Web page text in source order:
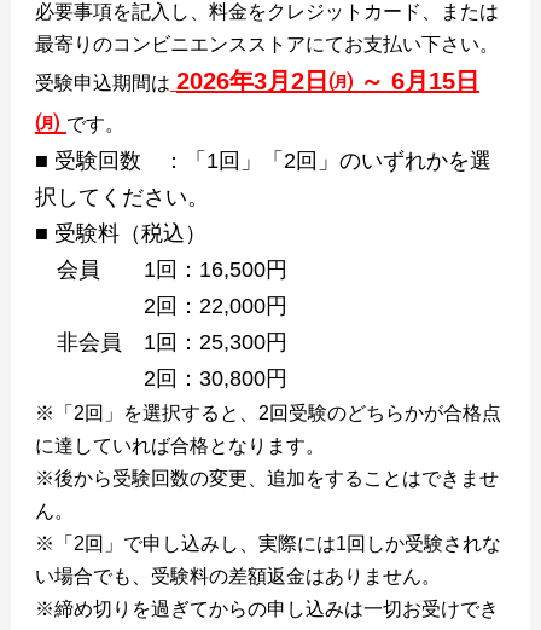
必要事項を記入し、料金をクレジットカード、または
最寄りのコンビニエンスストアにてお支払い下さい。
受験申込期間は 2026年3月2日㈪ ～ 6月15日
㈪ です。
■ 受験回数 ：「1回」「2回」のいずれかを選
択してください。
■ 受験料（税込）
会員 1回：16,500円
2回：22,000円
非会員 1回：25,300円
2回：30,800円
※「2回」を選択すると、2回受験のどちらかが合格点
に達していれば合格となります。
※後から受験回数の変更、追加をすることはできませ
ん。
※「2回」で申し込みし、実際には1回しか受験されな
い場合でも、受験料の差額返金はありません。
※締め切りを過ぎてからの申し込みは一切お受けでき